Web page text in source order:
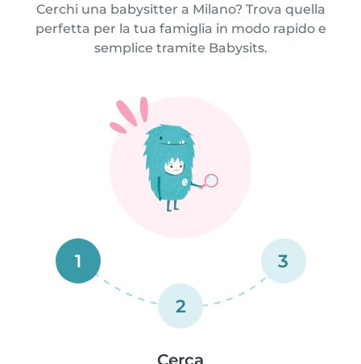
Cerchi una babysitter a Milano? Trova quella
perfetta per la tua famiglia in modo rapido e
semplice tramite Babysits.
1
2
3
Cerca